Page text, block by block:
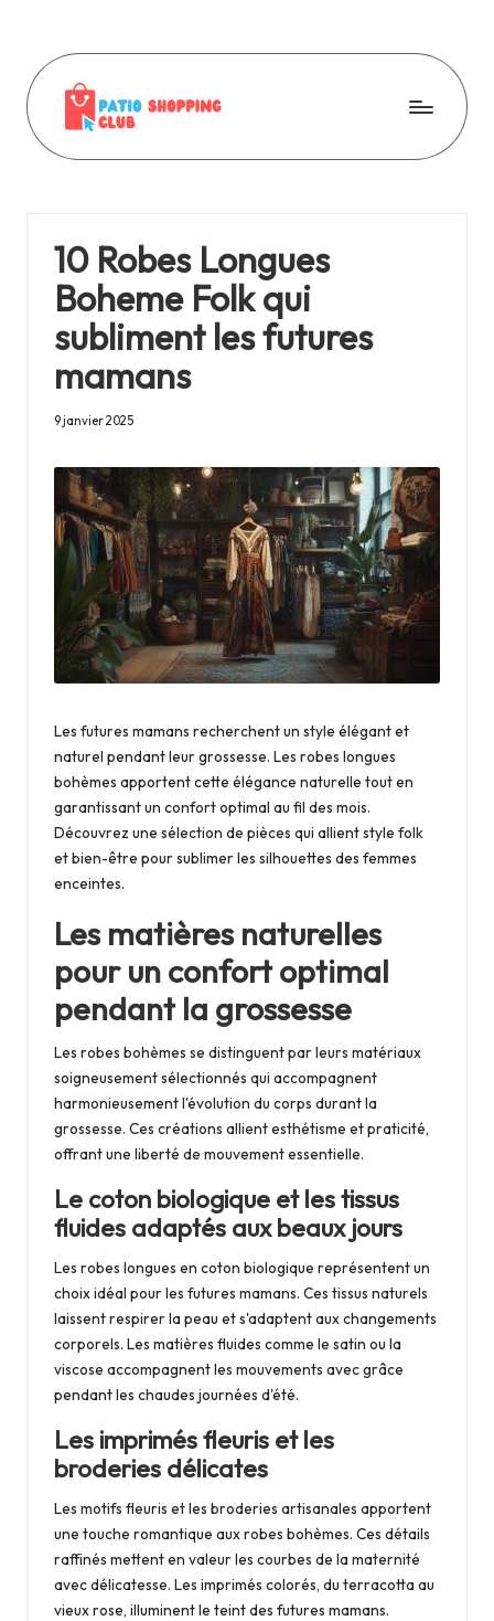
content
P
o
s
h
o
p
p
i
n
g
c
l
u
b
10 Robes Longues
Boheme Folk qui
subliment les futures
mamans
9 janvier 2025
Les futures mamans recherchent un style élégant et
naturel pendant leur grossesse. Les robes longues
bohèmes apportent cette élégance naturelle tout en
garantissant un confort optimal au fil des mois.
Découvrez une sélection de pièces qui allient style folk
et bien-être pour sublimer les silhouettes des femmes
enceintes.
Les matières naturelles
pour un confort optimal
pendant la grossesse
Les robes bohèmes se distinguent par leurs matériaux
soigneusement sélectionnés qui accompagnent
harmonieusement l'évolution du corps durant la
grossesse. Ces créations allient esthétisme et praticité,
offrant une liberté de mouvement essentielle.
Le coton biologique et les tissus
fluides adaptés aux beaux jours
Les robes longues en coton biologique représentent un
choix idéal pour les futures mamans. Ces tissus naturels
laissent respirer la peau et s'adaptent aux changements
corporels. Les matières fluides comme le satin ou la
viscose accompagnent les mouvements avec grâce
pendant les chaudes journées d'été.
Les imprimés fleuris et les
broderies délicates
Les motifs fleuris et les broderies artisanales apportent
une touche romantique aux robes bohèmes. Ces détails
raffinés mettent en valeur les courbes de la maternité
avec délicatesse. Les imprimés colorés, du terracotta au
vieux rose, illuminent le teint des futures mamans.